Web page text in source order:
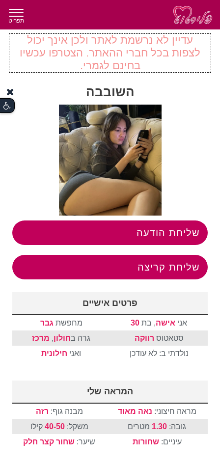
תפריט
עדיין לא נרשמת לאתר ולכן אינך יכול
לצפות בכל חברי ההאתר. הצטרפו עכשיו
בחינם לגמרי.
השובבה
שליחת הודעה
שליחת קריצה
פרטים אישיים
אני אישה, בת 30 מחפשת גבר
סטאטוס רווקה גרה בחולון, מרכז
נולדתי ב: לא עודכן
ואני חילונית
המראה שלי
מראה חיצוני: נאה מאוד מבנה גוף: רזה
גובה: 1.30 מטרים משקל:40-50 קילו
עיניים:שחורות שיער: שחור קצר חלק